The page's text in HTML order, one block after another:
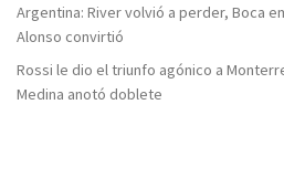
Argentina: River volvió a perder, Boca
Alonso convirtió
Rossi le dio el triunfo agónico a
Medina anotó doblete